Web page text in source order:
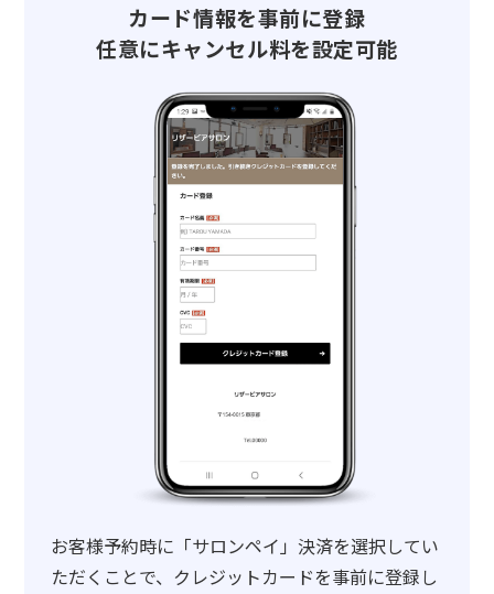
カード情報を事前に登録
任意にキャンセル料を設定可能
お客様予約時に「サロンペイ」決済を選択してい
ただくことで、クレジットカードを事前に登録し